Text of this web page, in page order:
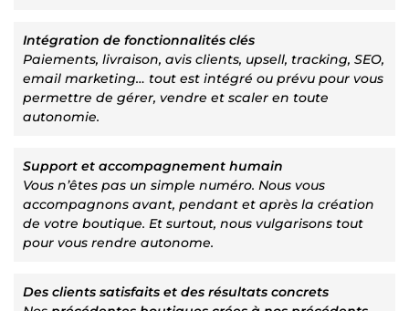
Intégration de fonctionnalités clés
Paiements, livraison, avis clients, upsell, tracking, SEO,
email marketing… tout est intégré ou prévu pour vous
permettre de gérer, vendre et scaler en toute
autonomie.
Support et accompagnement humain
Vous n’êtes pas un simple numéro. Nous vous
accompagnons avant, pendant et après la création
de votre boutique. Et surtout, nous vulgarisons tout
pour vous rendre autonome.
Des clients satisfaits et des résultats concrets